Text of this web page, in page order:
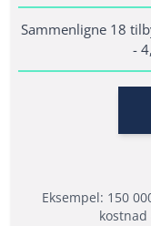
inkassosaker
Nedbetalingstid:
Effektiv rente:
Sammenligne 18
-
Eksempel: 150
kostnad